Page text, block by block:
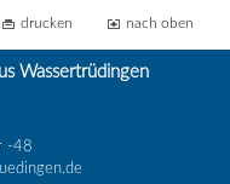
drucken nach oben
Wassertrüdingen
-48